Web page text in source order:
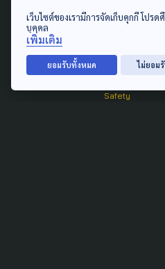
Gender &
Covid-19
Safety
เว็บไซต์ของเรามีการจัดเก็บคุกกี้ โป
บุคคล
เพิ่มเติม
ยอมรับทั้งหมด ไม่ยอม